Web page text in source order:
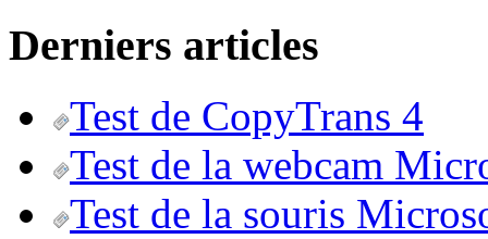
Derniers articles
Test de CopyTrans 4
Test de la webcam
Test de la souris